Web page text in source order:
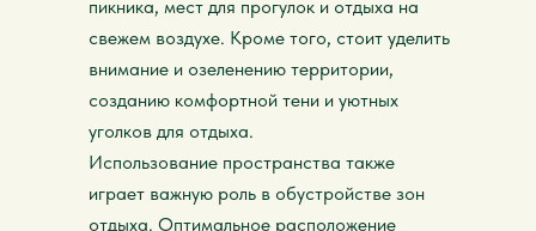
пикника, мест для прогулок и отдыха на
свежем воздухе. Кроме того, стоит уделить
внимание и озеленению территории,
созданию комфортной тени и уютных
уголков для отдыха.
Использование пространства также
играет важную роль в обустройстве зон
отдыха. Оптимальное расположение